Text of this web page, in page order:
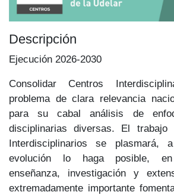
Descripción
Ejecución 2026-2030
Consolidar Centros
problema de clara relevancia
para su cabal análisis de
disciplinarias diversas. El trabajo
Interdisciplinarios se plasmará,
evolución lo haga posible,
enseñanza, investigación y
extremadamente importante